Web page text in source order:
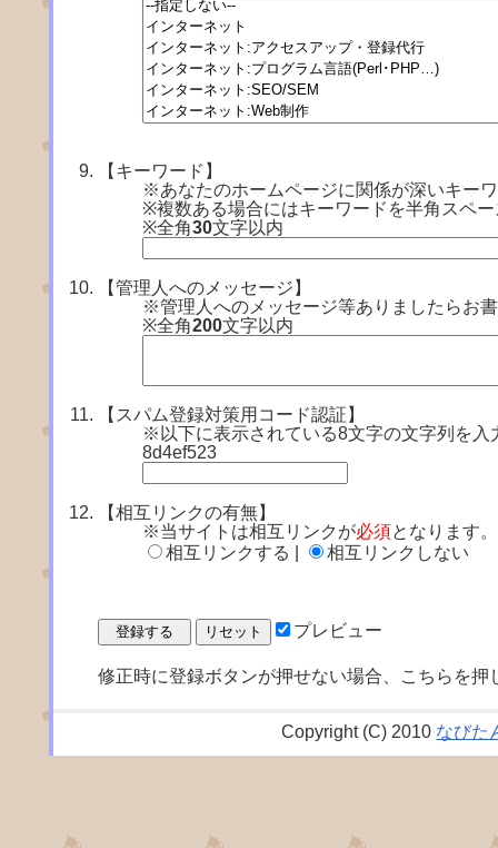
【キーワード】
※あなたのホームページに関係が深いキー
※複数ある場合にはキーワードを半角スペ
※全角30文字以内
【管理人へのメッセージ】
※管理人へのメッセージ等ありましたらお
※全角200文字以内
【スパム登録対策用コード認証】
※以下に表示されている8文字の文字列を入
8d4ef523
【相互リンクの有無】
※当サイトは相互リンクが必須となります
相互リンクする |
相互リンクしない
プレビュー
修正時に登録ボタンが押せない場合、こちらを押
Copyright (C) 2010 なびた